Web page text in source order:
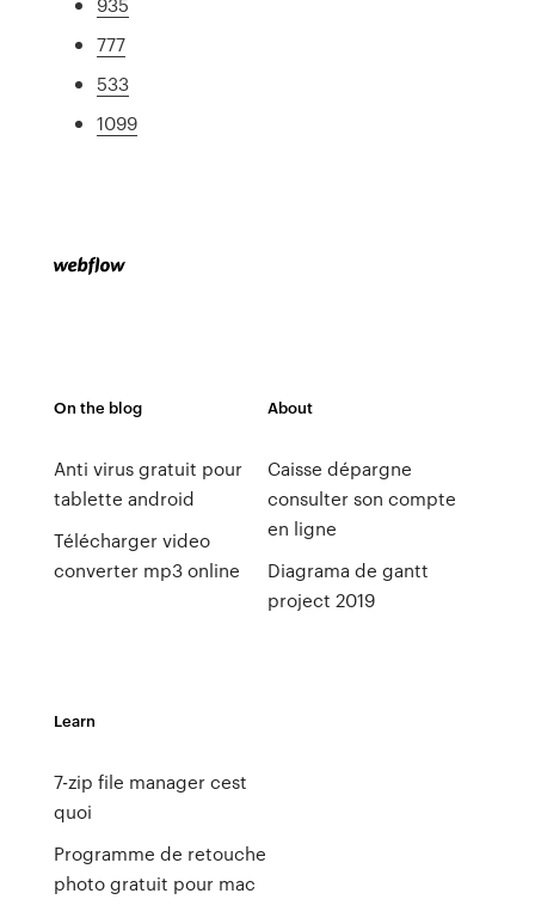
777
533
1099
On the blog
Anti virus gratuit pour
tablette android
Télécharger video
converter mp3 online
About
Caisse dépargne
consulter son compte
en ligne
Diagrama de gantt
project 2019
Learn
7-zip file manager cest
quoi
Programme de retouche
photo gratuit pour mac